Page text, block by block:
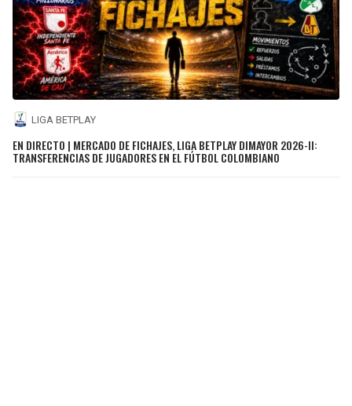
LIGA BETPLAY
EN DIRECTO | MERCADO DE FICHAJES, LIGA BETPLAY DIMAYOR 2026-II:
TRANSFERENCIAS DE JUGADORES EN EL FÚTBOL COLOMBIANO